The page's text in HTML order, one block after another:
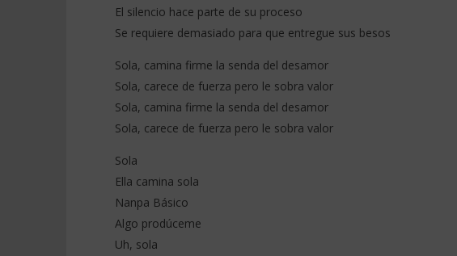
El silencio hace parte de su proceso
Se requiere demasiado para que entregue sus besos
Sola, camina firme la senda del desamor
Sola, carece de fuerza pero le sobra valor
Sola, camina firme la senda del desamor
Sola, carece de fuerza pero le sobra valor
Sola
Ella camina sola
Nanpa Básico
Algo prodúceme
Uh, sola